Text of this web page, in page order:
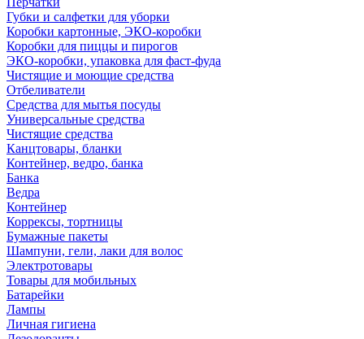
Губки и салфетки для уборки
Коробки картонные, ЭКО-коробки
Коробки для пиццы и пирогов
ЭКО-коробки, упаковка для фаст-фуда
Чистящие и моющие средства
Отбеливатели
Средства для мытья посуды
Универсальные средства
Чистящие средства
Канцтовары, бланки
Контейнер, ведро, банка
Банка
Ведра
Контейнер
Коррексы, тортницы
Бумажные пакеты
Шампуни, гели, лаки для волос
Электротовары
Товары для мобильных
Батарейки
Лампы
Личная гигиена